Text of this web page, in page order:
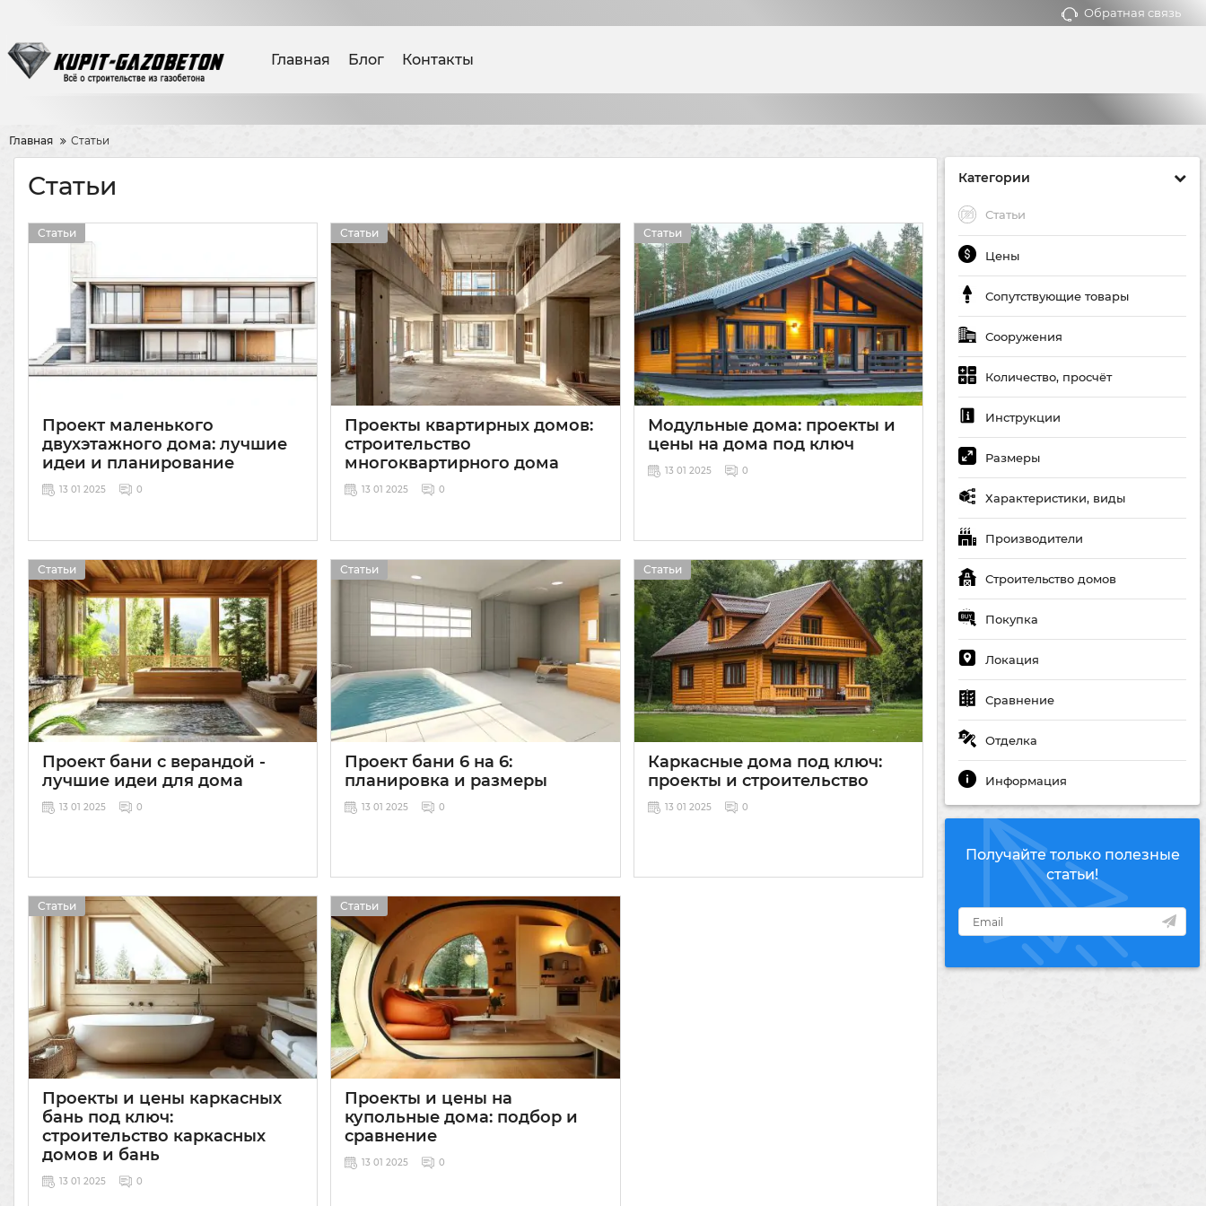
Обратная связь
Главная Блог Контакты
Главная Статьи
Категории
Статьи
Цены
Сопутствующие товары
Сооружения
Количество, просчёт
Инструкции
Размеры
Характеристики, виды
Производители
Строительство домов
Покупка
Локация
Сравнение
Отделка
Информация
Получайте только полезные
статьи!
Статьи
Статьи
Проект маленького
двухэтажного дома: лучшие
идеи и планирование
13 01 2025 0
Статьи
Проекты квартирных домов:
строительство
многоквартирного дома
13 01 2025 0
Статьи
Модульные дома: проекты и
цены на дома под ключ
13 01 2025 0
Статьи
Проект бани с верандой -
лучшие идеи для дома
13 01 2025 0
Статьи
Проект бани 6 на 6:
планировка и размеры
13 01 2025 0
Статьи
Каркасные дома под ключ:
проекты и строительство
13 01 2025 0
Статьи
Проекты и цены каркасных
бань под ключ:
строительство каркасных
домов и бань
13 01 2025 0
Статьи
Проекты и цены на
купольные дома: подбор и
сравнение
13 01 2025 0